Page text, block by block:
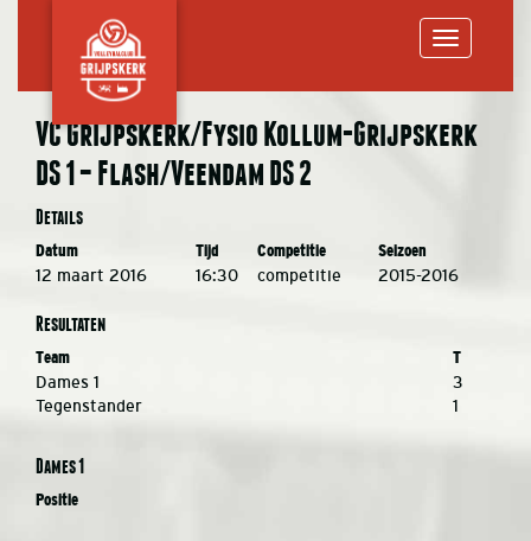
VC Grijpskerk/Fysio Kollum-Grijpskerk
DS 1 – Flash/Veendam DS 2
Details
Datum Tijd Competitie Seizoen
12 maart 2016 16:30 competitie 2015-2016
Resultaten
Team T
Dames 1
3
Tegenstander
1
Dames 1
Positie